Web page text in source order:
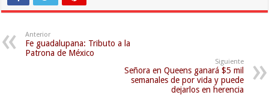
Anterior
Fe guadalupana: Tributo a la
Patrona de México
Siguiente
Señora en Queens ganará $5 mil
semanales de por vida y puede
dejarlos en herencia